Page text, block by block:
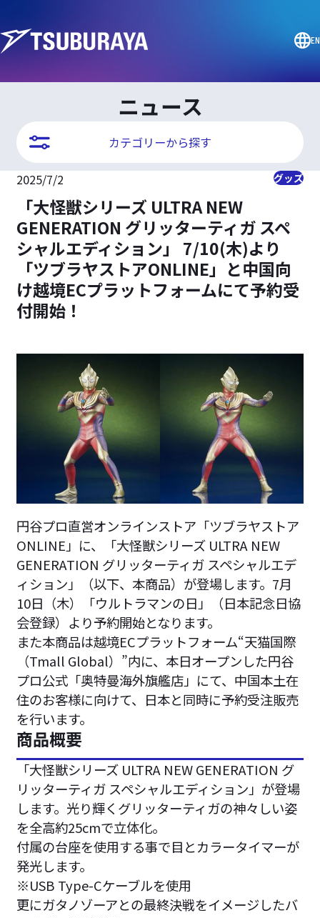
EN
ニュース
カテゴリーから探す
2025/7/2 グッズ
「大怪獣シリーズ ULTRA NEW
GENERATION グリッターティガ スペ
シャルエディション」 7/10(木)より
「ツブラヤストアONLINE」と中国向
け越境ECプラットフォームにて予約受
付開始！
円谷プロ直営オンラインストア「ツブラヤストア
ONLINE」に、「大怪獣シリーズ ULTRA NEW
GENERATION グリッターティガ スペシャルエデ
ィション」（以下、本商品）が登場します。7月
10日（木）「ウルトラマンの日」（日本記念日協
会登録）より予約開始となります。
また本商品は越境ECプラットフォーム“天猫国際
（Tmall Global）”内に、本日オープンした円谷
プロ公式「奥特曼海外旗艦店」にて、中国本土在
住のお客様に向けて、日本と同時に予約受注販売
を行います。
商品概要
「大怪獣シリーズ ULTRA NEW GENERATION グ
リッターティガ スペシャルエディション」が登場
します。光り輝くグリッターティガの神々しい姿
を全高約25cmで立体化。
付属の台座を使用する事で目とカラータイマーが
発光します。
※USB Type-Cケーブルを使用
更にガタノゾーアとの最終決戦をイメージしたバ